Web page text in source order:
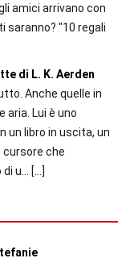
amici arrivano con
saranno? "10 regali
di L. K. Aerden
Anche quelle in
aria. Lui è uno
un libro in uscita, un
che
u...
[…]